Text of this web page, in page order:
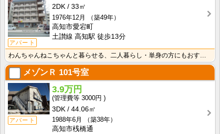
アパート
2DK
33㎡
1976年12月
（築49年）
高知市愛宕町
土讃線 高知駅 徒歩13分
メゾンＲ 101号室
アパート
3.9万円
3000円
3DK
44.06㎡
1988年6月
（築38年）
高知市桟橋通